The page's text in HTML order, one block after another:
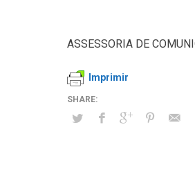
ASSESSORIA DE
Imprimir